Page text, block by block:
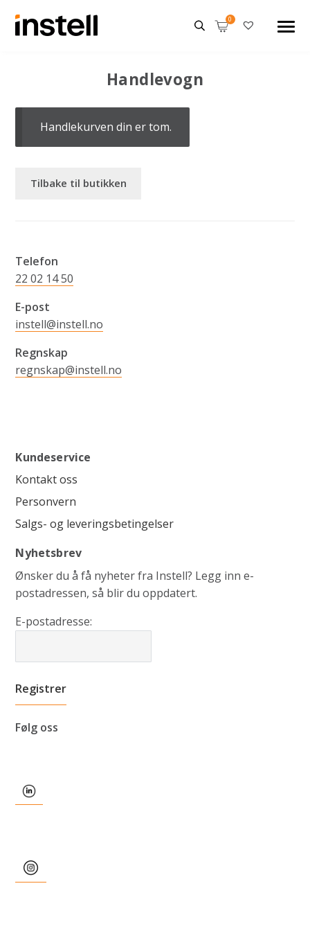
Handlevogn
Handlekurven din er tom.
Tilbake til butikken
Telefon
22 02 14 50
E-post
instell@instell.no
Regnskap
regnskap@instell.no
Kundeservice
Kontakt oss
Personvern
Salgs- og leveringsbetingelser
Nyhetsbrev
Ønsker du å få nyheter fra Instell? Legg inn e-
postadressen, så blir du oppdatert.
E-postadresse:
Følg oss